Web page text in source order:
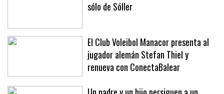
La manifestación en Sóller no ha sido
El Club Voleibol Manacor presenta al
jugador alemán Stefan Thiel y
renueva con ConectaBalear